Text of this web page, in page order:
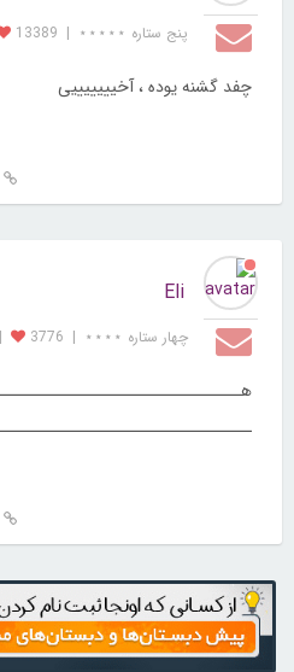
پنج ستاره ⋆⋆⋆⋆⋆ |
13389
چفد گشنه یوده ، آخیییییییی
Eli
چهار ستاره ⋆⋆⋆⋆ |
3776
|